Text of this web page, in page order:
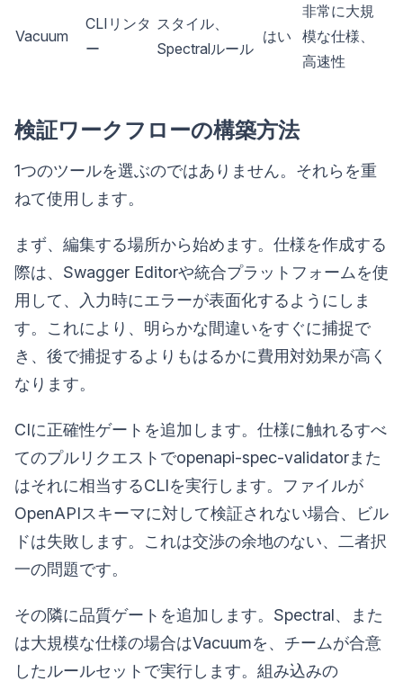
Vacuum
CLIリンタ
ー
スタイル、
Spectralルール
はい
非常に大規
模な仕様、
高速性
検証ワークフローの構築方法
1つのツールを選ぶのではありません。それらを重
ねて使用します。
まず、編集する場所から始めます。仕様を作成する
際は、Swagger Editorや統合プラットフォームを使
用して、入力時にエラーが表面化するようにしま
す。これにより、明らかな間違いをすぐに捕捉で
き、後で捕捉するよりもはるかに費用対効果が高く
なります。
CIに正確性ゲートを追加します。仕様に触れるすべ
てのプルリクエストでopenapi-spec-validatorまた
はそれに相当するCLIを実行します。ファイルが
OpenAPIスキーマに対して検証されない場合、ビル
ドは失敗します。これは交渉の余地のない、二者択
一の問題です。
その隣に品質ゲートを追加します。Spectral、また
は大規模な仕様の場合はVacuumを、チームが合意
したルールセットで実行します。組み込みの